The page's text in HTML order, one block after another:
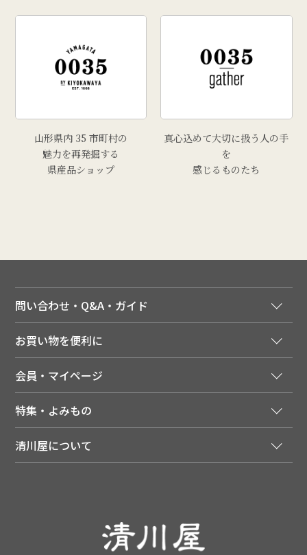
山形県内 35 市町村の
魅力を再発掘する
県産品ショップ
真心込めて大切に扱う人の手
を
感じるものたち
問い合わせ・Q&A・ガイド
ご利用ガイド
領収書について
送料について
配達日について
返品について
よくあるご質問（FAQ）
あんしんの品質保証について（産直品）
お買い物を便利に
季節のカタログを無料でお届け
店舗・ECポイント共通アプリ
LINEお友だち登録
会員・マイページ
会員特典について
注文履歴
特集・よみもの
メディア掲載商品
清川屋のレビューを見る
清川屋について